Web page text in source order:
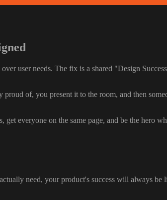
user needs. The fix is a shared "Design
of, you present it to the room, and then
everyone on the same page, and be the hero
need, your product's success will always